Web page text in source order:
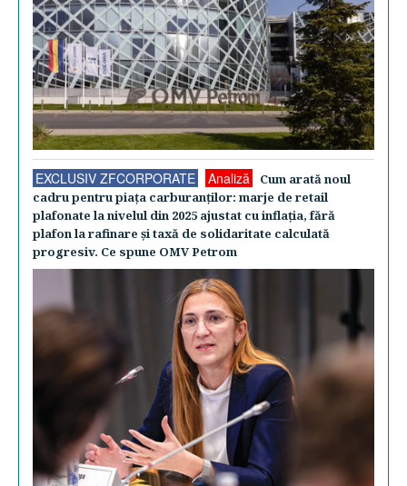
EXCLUSIV ZFCORPORATE Analiză
Cum arată noul
cadru pentru piaţa carburanţilor: marje de retail
plafonate la nivelul din 2025 ajustat cu inflaţia, fără
plafon la rafinare şi taxă de solidaritate calculată
progresiv. Ce spune OMV Petrom